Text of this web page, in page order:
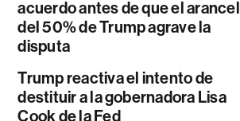
acuerdo antes de que el arancel
del 50% de Trump agrave la
disputa
Trump reactiva el intento de
destituir a la gobernadora Lisa
Cook de la Fed